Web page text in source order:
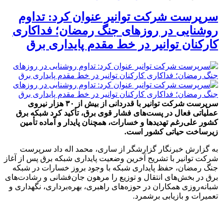
سرپرست شرکت توانیر عنوان کرد: تداوم
روشنایی در روزهای جنگ رمضان؛ فداکاری
کارکنان توانیر در خط مقدم پایداری برق
سرپرست شرکت توانیر با قدردانی از بیش از ۳۰ هزار نیروی
عملیاتی فعال در پست‌های فشار قوی برق، تأکید کرد شبکه برق
کشور علی‌رغم تهدیدها و خسارات، همچنان پایدار و آماده تأمین
زیرساخت حیاتی کشور است.
به گزارش خبرنگار گزارشگر از ساری، محمد اله داد سرپرست
شرکت توانیر با تشریح آخرین وضعیت پایداری شبکه برق پس از آغاز
جنگ رمضان، حفظ پایداری شبکه با وجود بروز خسارات در شبکه
برق در بخش‌های انتقال و توزیع را مرهون جان‌فشانی و رشادت‌های
شبانه‌روزی همکاران در حوزه‌های راهبری، بهره‌برداری، نگهداری و
تعمیرات و بازیابی برشمرد.